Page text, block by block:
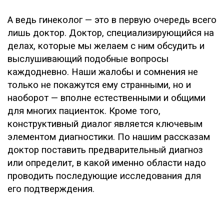
А ведь гинеколог — это в первую очередь всего
лишь доктор. Доктор, специализирующийся на
делах, которые мы желаем с ним обсудить и
выслушивающий подобные вопросы
каждодневно. Наши жалобы и сомнения не
только не покажутся ему странными, но и
наоборот — вполне естественными и общими
для многих пациенток. Кроме того,
конструктивный диалог является ключевым
элементом диагностики. По нашим рассказам
доктор поставить предварительный диагноз
или определит, в какой именно области надо
проводить последующие исследования для
его подтверждения.